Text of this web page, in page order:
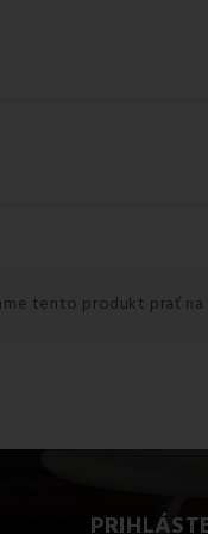
tento produkt prať na